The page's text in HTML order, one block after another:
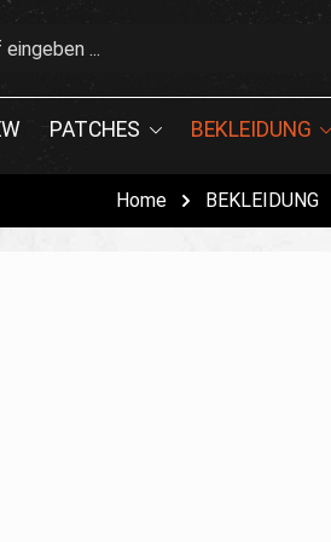
PATCHES BEKLEIDUNG
Home BEKLEIDUNG